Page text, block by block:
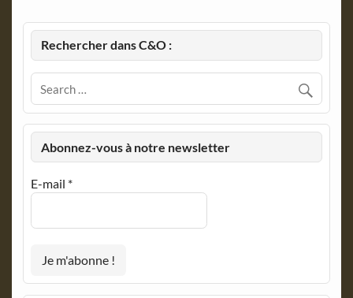
Rechercher dans C&O :
Abonnez-vous à notre newsletter
E-mail *